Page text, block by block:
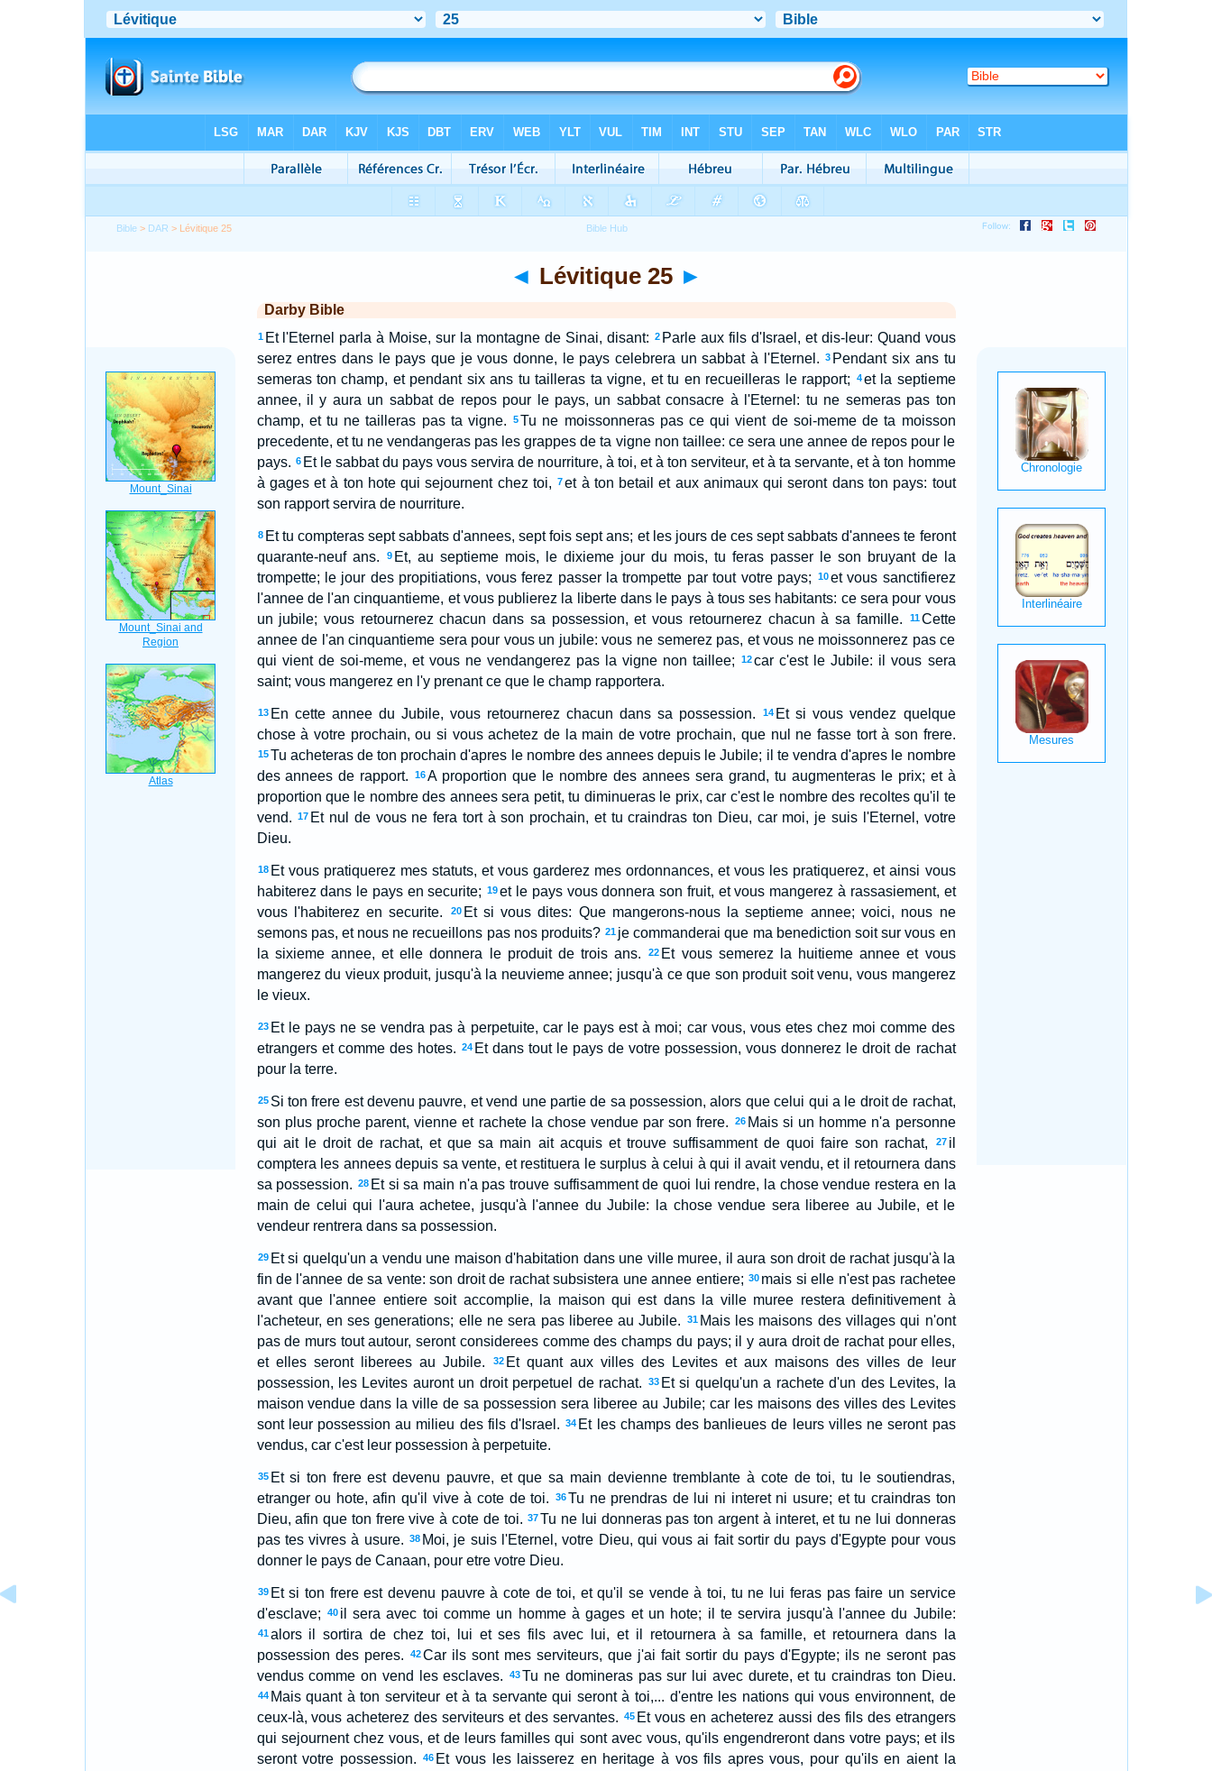
Bible > DAR > Lévitique 25
◄ Lévitique 25 ►
Darby Bible
1 Et l'Eternel parla à Moise, sur la montagne de Sinai, disant: 2 Parle aux fils d'Israel, et dis-leur: Quand vous
serez entres dans le pays que je vous donne, le pays celebrera un sabbat à l'Eternel.
3 Pendant six ans tu
semeras ton champ, et pendant six ans tu tailleras ta vigne, et tu en recueilleras le rapport;
4 et la septieme
annee, il y aura un sabbat de repos pour le pays, un sabbat consacre à l'Eternel: tu ne semeras pas ton
champ, et tu ne tailleras pas ta vigne.
5Tu ne moissonneras pas ce qui vient de soi-meme de ta moisson
precedente, et tu ne vendangeras pas les grappes de ta vigne non taillee: ce sera une annee de repos pour le
pays. 6 Et le sabbat du pays vous servira de nourriture, à toi, et à ton serviteur, et à ta servante, et à ton homme
à gages et à ton hote qui sejournent chez toi,
7et à ton betail et aux animaux qui seront dans ton pays: tout
son rapport servira de nourriture.
8 Et tu compteras sept sabbats d'annees, sept fois sept ans; et les jours de ces sept sabbats d'annees te feront
quarante-neuf ans.
9 Et, au septieme mois, le dixieme jour du mois, tu feras passer le son bruyant de la
trompette; le jour des propitiations, vous ferez passer la trompette par tout votre pays;
10et vous sanctifierez
l'annee de l'an cinquantieme, et vous publierez la liberte dans le pays à tous ses habitants: ce sera pour vous
un jubile; vous retournerez chacun dans sa possession, et vous retournerez chacun à sa famille.
11 Cette
annee de l'an cinquantieme sera pour vous un jubile: vous ne semerez pas, et vous ne moissonnerez pas ce
qui vient de soi-meme, et vous ne vendangerez pas la vigne non taillee;
12car c'est le Jubile: il vous sera
saint; vous mangerez en l'y prenant ce que le champ rapportera.
13 En cette annee du Jubile, vous retournerez chacun dans sa possession. 14 Et si vous vendez quelque
chose à votre prochain, ou si vous achetez de la main de votre prochain, que nul ne fasse tort à son frere.
15 Tu acheteras de ton prochain d'apres le nombre des annees depuis le Jubile; il te vendra d'apres le nombre
des annees de rapport.
16A proportion que le nombre des annees sera grand, tu augmenteras le prix; et à
proportion que le nombre des annees sera petit, tu diminueras le prix, car c'est le nombre des recoltes qu'il te
vend.
17 Et nul de vous ne fera tort à son prochain, et tu craindras ton Dieu, car moi, je suis l'Eternel, votre
Dieu.
18 Et vous pratiquerez mes statuts, et vous garderez mes ordonnances, et vous les pratiquerez, et ainsi vous
habiterez dans le pays en securite; 19et le pays vous donnera son fruit, et vous mangerez à rassasiement, et
vous l'habiterez en securite.
20 Et si vous dites: Que mangerons-nous la septieme annee; voici, nous ne
semons pas, et nous ne recueillons pas nos produits? 21 je commanderai que ma benediction soit sur vous en
la sixieme annee, et elle donnera le produit de trois ans.
22 Et vous semerez la huitieme annee et vous
mangerez du vieux produit, jusqu'à la neuvieme annee; jusqu'à ce que son produit soit venu, vous mangerez
le vieux.
23 Et le pays ne se vendra pas à perpetuite, car le pays est à moi; car vous, vous etes chez moi comme des
etrangers et comme des hotes. 24 Et dans tout le pays de votre possession, vous donnerez le droit de rachat
pour la terre.
25 Si ton frere est devenu pauvre, et vend une partie de sa possession, alors que celui qui a le droit de rachat,
son plus proche parent, vienne et rachete la chose vendue par son frere.
26 Mais si un homme n'a personne
qui ait le droit de rachat, et que sa main ait acquis et trouve suffisamment de quoi faire son rachat,
27 il
comptera les annees depuis sa vente, et restituera le surplus à celui à qui il avait vendu, et il retournera dans
sa possession. 28 Et si sa main n'a pas trouve suffisamment de quoi lui rendre, la chose vendue restera en la
main de celui qui l'aura achetee, jusqu'à l'annee du Jubile: la chose vendue sera liberee au Jubile, et le
vendeur rentrera dans sa possession.
29 Et si quelqu'un a vendu une maison d'habitation dans une ville muree, il aura son droit de rachat jusqu'à la
fin de l'annee de sa vente: son droit de rachat subsistera une annee entiere; 30 mais si elle n'est pas rachetee
avant que l'annee entiere soit accomplie, la maison qui est dans la ville muree restera definitivement à
l'acheteur, en ses generations; elle ne sera pas liberee au Jubile.
31 Mais les maisons des villages qui n'ont
pas de murs tout autour, seront considerees comme des champs du pays; il y aura droit de rachat pour elles,
et elles seront liberees au Jubile.
32 Et quant aux villes des Levites et aux maisons des villes de leur
possession, les Levites auront un droit perpetuel de rachat.
33 Et si quelqu'un a rachete d'un des Levites, la
maison vendue dans la ville de sa possession sera liberee au Jubile; car les maisons des villes des Levites
sont leur possession au milieu des fils d'Israel.
34 Et les champs des banlieues de leurs villes ne seront pas
vendus, car c'est leur possession à perpetuite.
35 Et si ton frere est devenu pauvre, et que sa main devienne tremblante à cote de toi, tu le soutiendras,
etranger ou hote, afin qu'il vive à cote de toi.
36Tu ne prendras de lui ni interet ni usure; et tu craindras ton
Dieu, afin que ton frere vive à cote de toi. 37Tu ne lui donneras pas ton argent à interet, et tu ne lui donneras
pas tes vivres à usure. 38 Moi, je suis l'Eternel, votre Dieu, qui vous ai fait sortir du pays d'Egypte pour vous
donner le pays de Canaan, pour etre votre Dieu.
39 Et si ton frere est devenu pauvre à cote de toi, et qu'il se vende à toi, tu ne lui feras pas faire un service
d'esclave;
40 il sera avec toi comme un homme à gages et un hote; il te servira jusqu'à l'annee du Jubile:
41 alors il sortira de chez toi, lui et ses fils avec lui, et il retournera à sa famille, et retournera dans la
possession des peres.
42Car ils sont mes serviteurs, que j'ai fait sortir du pays d'Egypte; ils ne seront pas
vendus comme on vend les esclaves.
43Tu ne domineras pas sur lui avec durete, et tu craindras ton Dieu.
44 Mais quant à ton serviteur et à ta servante qui seront à toi,... d'entre les nations qui vous environnent, de
ceux-là, vous acheterez des serviteurs et des servantes. 45 Et vous en acheterez aussi des fils des etrangers
qui sejournent chez vous, et de leurs familles qui sont avec vous, qu'ils engendreront dans votre pays; et ils
seront votre possession.
46 Et vous les laisserez en heritage à vos fils apres vous, pour qu'ils en aient la